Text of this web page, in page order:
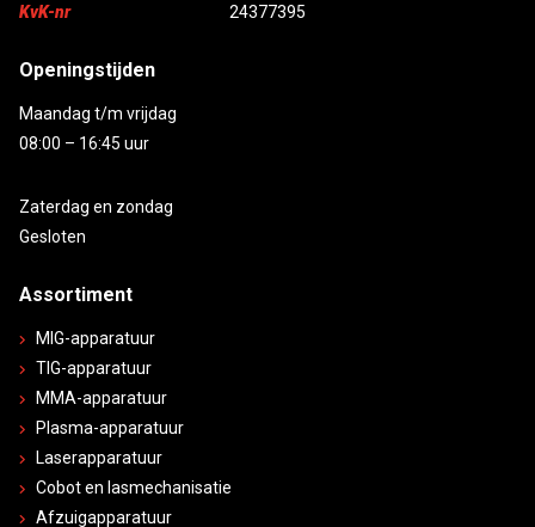
KvK-nr
24377395
Openingstijden
Maandag t/m vrijdag
08:00 – 16:45 uur
Zaterdag en zondag
Gesloten
Assortiment
MIG-apparatuur
TIG-apparatuur
MMA-apparatuur
Plasma-apparatuur
Laserapparatuur
Cobot en lasmechanisatie
Afzuigapparatuur